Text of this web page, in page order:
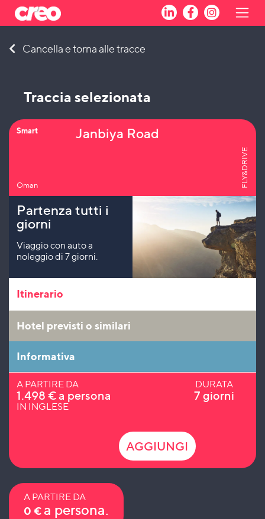
Cancella e torna alle tracce
Traccia selezionata
Smart
Oman
Janbiya Road
FLY&DRIVE
Partenza tutti i
giorni
Viaggio con auto a
noleggio di 7 giorni.
Itinerario
Hotel previsti o similari
Informativa
A PARTIRE DA
1.498 €a persona
IN INGLESE
DURATA
7 giorni
AGGIUNGI
A PARTIRE DA
0 € a persona.